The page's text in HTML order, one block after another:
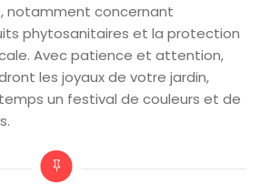
notamment concernant
phytosanitaires et la protection
Avec patience et attention,
les joyaux de votre jardin,
un festival de couleurs et de